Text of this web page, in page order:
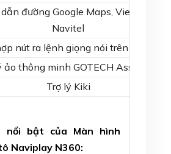
đường Google Maps, Vietmap S1,
Navitel
nút ra lệnh giọng nói trên vô lăng
ảo thông minh GOTECH Assistant
Trợ lý Kiki
nổi bật của Màn hình
Naviplay N360: